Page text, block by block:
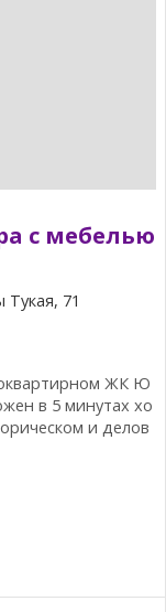
с мебелью
Тукая, 71
ЖК Ю
в 5 минутах хо
и делов